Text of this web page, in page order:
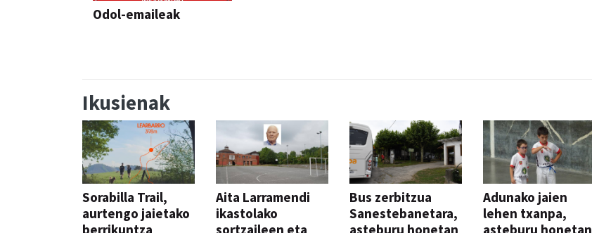
Odol-emaileak
Ikusienak
Sorabilla Trail,
aurtengo jaietako
berrikuntza
Aita Larramendi
ikastolako
sortzaileen eta
Bus zerbitzua
Sanestebanetara,
asteburu honetan
Adunako jaien
lehen txanpa,
asteburu honetan